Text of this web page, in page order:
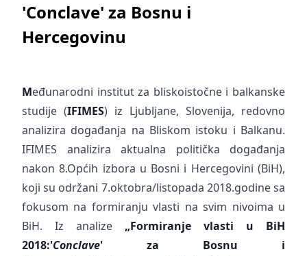
'Conclave' za Bosnu i
Hercegovinu
Međunarodni institut za bliskoistočne i balkanske
studije (IFIMES) iz Ljubljane, Slovenija, redovno
analizira događanja na Bliskom istoku i Balkanu.
IFIMES analizira aktualna politička događanja
nakon 8.Općih izbora u Bosni i Hercegovini (BiH),
koji su održani 7.oktobra/listopada 2018.godine sa
fokusom na formiranju vlasti na svim nivoima u
BiH. Iz analize „Formiranje vlasti u BiH
2018:'Conclave' za Bosnu i